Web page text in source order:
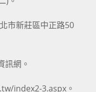
市新莊區中正路50
訊網。
index2-3.aspx。